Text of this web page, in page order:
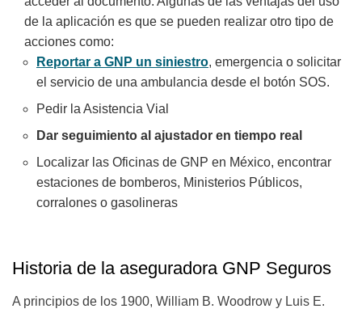
de la aplicación es que se pueden realizar otro tipo de
acciones como:
Reportar a GNP un siniestro, emergencia o solicitar
el servicio de una ambulancia desde el botón SOS.
Pedir la Asistencia Vial
Dar seguimiento al ajustador en tiempo real
Localizar las Oficinas de GNP en México, encontrar
estaciones de bomberos, Ministerios Públicos,
corralones o gasolineras
Historia de la aseguradora GNP Seguros
A principios de los 1900, William B. Woodrow y Luis E.